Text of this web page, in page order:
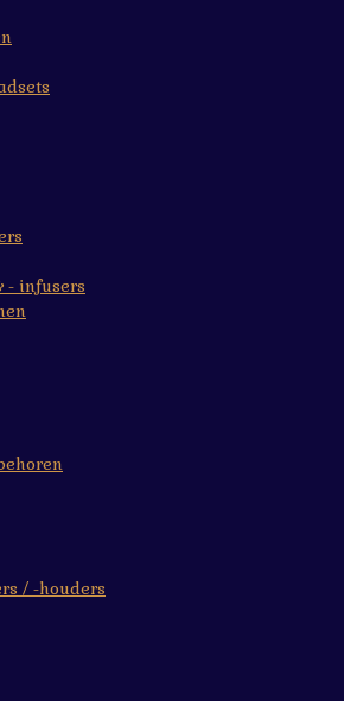
- infusers
/ -houders